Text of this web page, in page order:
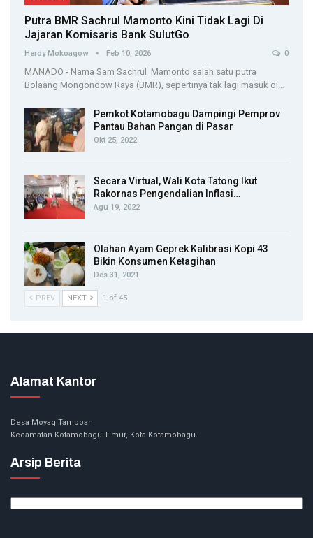
Putra BMR Sachrul Mamonto Kini Tidak Lagi Di
Jajaran Komisaris Bank SulutGo
Herdy Mokoagow Feb 10, 2026 0
MANADO - Nama Sam Sachrul Mamonto salah satu putra
Bolaang Mongondow Raya (BMR), sepertinya tak lagi masuk di…
Pemkot Kotamobagu Dampingi Pemprov
Pantau Bahan Pangan di Pasar
Okt 25, 2022
Secara Virtual, Wali Kota Tatong Ikut
Rakornas Pengendalian Inflasi…
Agu 19, 2022
Olahan Ayam Geprek Kalibrasi Kopi 43
Bikin Konsumen Ketagihan
Des 31, 2021
PREV NEXT 1 of 45
Alamat Kantor
Desa Moyag Tampoan
Kecamatan Kotamobagu Timur, Kota Kotamobagu.
Arsip Berita